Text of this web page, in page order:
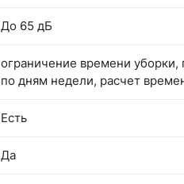
До 65 дБ
ограничение времени
по дням недели, расчет
Есть
Да